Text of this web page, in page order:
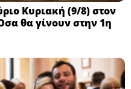
Κυριακή (9/8) στον
θα γίνουν στην 1η